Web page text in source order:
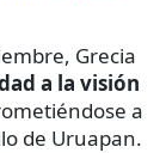
Grecia
a la visión
a
de Uruapan.